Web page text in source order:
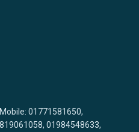
01771581650,
01984548633,